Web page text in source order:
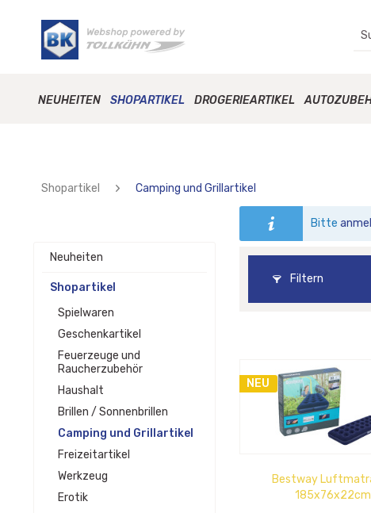
NEUHEITEN SHOPARTIKEL DROGERIEARTIKEL
Shopartikel Camping und Grillartikel
Neuheiten
Shopartikel
Spielwaren
Geschenkartikel
Feuerzeuge und
Raucherzubehör
Haushalt
Brillen / Sonnenbrillen
Camping und Grillartikel
Freizeitartikel
Werkzeug
Erotik
Bitte
Filtern
NEU
Bestway
185x76x22cm